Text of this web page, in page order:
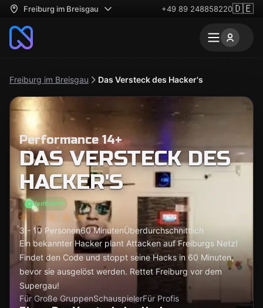
Freiburg im Breisgau +49 89 248858220🇩🇪
Freiburg im Breisgau Das Versteck des Hacker's
Performance 14+
DAS VERSTECK DES
HACKER'S
Verifiziert
3 - 10 Personen60 MinutenÜberdurchschnittlich
Ein bekannter Hacker plant Attacken auf Freiburgs Netz!
Findet den Code und stoppt seine Hacks in 60 Minuten,
bevor sie ausgelöst werden. Rettet Freiburg vor dem
Supergau!
Für Große GruppenSchauspielerFür Profis